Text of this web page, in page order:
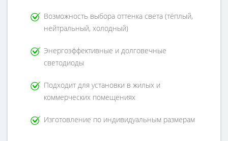
Возможность выбора оттенка света (тёплый,
нейтральный, холодный)
Энергоэффективные и долговечные
светодиоды
Подходит для установки в жилых и
коммерческих помещениях
Изготовление по индивидуальным размерам